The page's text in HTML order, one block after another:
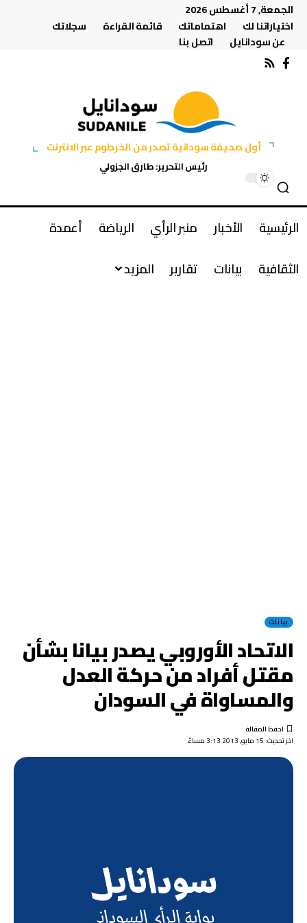
الجمعة, 7 أغسطس 2026
اختياراتنا لك
اهتماماتك قائمة القراءة
سجلاتك
عن سودانايل
اتصل بنا
أول صحيفة سودانية تصدر من الخرطوم عبر الانترنت
رئيس التحرير: طارق الجزولي
الرئيسية الأخبار منبر الرأي الرياضة
أعمدة
الثقافية
بيانات تقارير المزيد
بيانات
الاتحاد الأوروبي يصدر بيانا بشأن
مقتل أفراد من حركة العدل
والمساواة في السودان
اخر تحديث: 15 مايو, 2013 3:13 مساءً